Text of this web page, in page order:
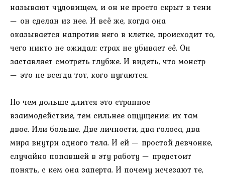
называют чудовищем, и он не просто скрыт в тени
— он сделан из нее. И всё же, когда она
оказывается напротив него в клетке, происходит то,
чего никто не ожидал: страх не убивает её. Он
заставляет смотреть глубже. И видеть, что монстр
— это не всегда тот, кого пугаются.
Но чем дольше длится это странное
взаимодействие, тем сильнее ощущение: их там
двое. Или больше. Две личности, два голоса, два
мира внутри одного тела. И ей — простой девчонке,
случайно попавшей в эту работу — предстоит
понять, с кем она заперта. И почему исчезают те,